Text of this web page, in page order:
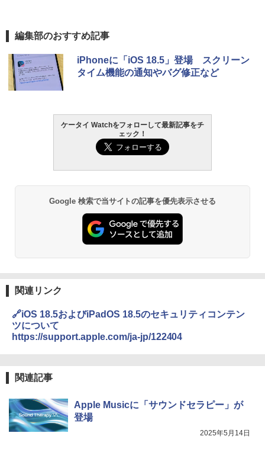
編集部のおすすめ記事
iPhoneに「iOS 18.5」登場 スクリーン
タイム機能の通知やバグ修正など
ケータイ Watchをフォローして最新記事をチ
ェック！
Google 検索で当サイトの記事を優先表示させる
関連リンク
🔗iOS 18.5およびiPadOS 18.5のセキュリティコンテン
ツについて
https://support.apple.com/ja-jp/122404
関連記事
Apple Musicに「サウンドセラピー」が
登場
2025年5月14日